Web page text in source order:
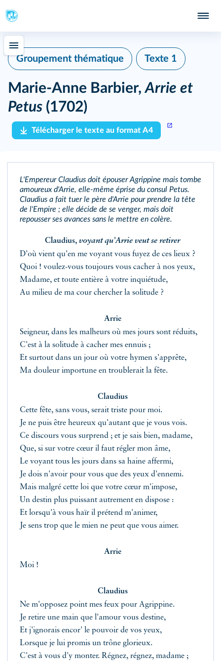
Groupement thématique Texte 1
Marie-Anne Barbier,Arrie et
Petus (1702)
Télécharger le texte au format A4
L'Empereur Claudius doit épouser Agrippine mais tombe
amoureux d'Arrie, elle-même éprise du consul Petus.
Claudius a fait tuer le père d'Arrie pour prendre la tête
de l'Empire ; elle décide de se venger, mais doit
repousser ses avances sans le mettre en colère.
Claudius, voyant qu'Arrie veut se retirer
D'où vient qu'en me voyant vous fuyez de ces lieux ?
Quoi ! voulez-vous toujours vous cacher à nos yeux,
Madame, et toute entière à votre inquiétude,
Au milieu de ma cour chercher la solitude ?
Arrie
Seigneur, dans les malheurs où mes jours sont réduits,
C'est à la solitude à cacher mes ennuis ;
Et surtout dans un jour où votre hymen s'apprête,
Ma douleur importune en troublerait la fête.
Claudius
Cette fête, sans vous, serait triste pour moi.
Je ne puis être heureux qu'autant que je vous vois.
Ce discours vous surprend ; et je sais bien, madame,
Que, si sur votre cœur il faut régler mon âme,
Le voyant tous les jours dans sa haine affermi,
Je dois n'avoir pour vous que des yeux d'ennemi.
Mais malgré cette loi que votre cœur m'impose,
Un destin plus puissant autrement en dispose :
Et lorsqu'à vous haïr il prétend m'animer,
Je sens trop que le mien ne peut que vous aimer.
Arrie
Moi !
Claudius
Ne m'opposez point mes feux pour Agrippine.
Je retire une main que l'amour vous destine,
Et j'ignorais encor' le pouvoir de vos yeux,
Lorsque je lui promis un trône glorieux.
C'est à vous d'y monter. Régnez, régnez, madame ;